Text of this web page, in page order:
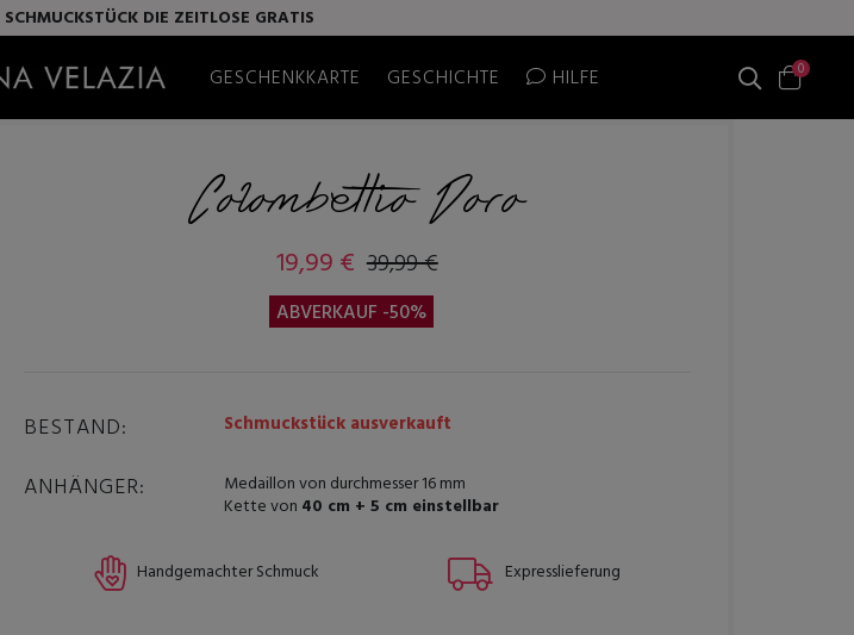
SCHMUCKSTÜCK DIE ZEITLOSE GRATIS
GESCHENKKARTE GESCHICHTE HILFE 0
Colombettio Doro
19,99 € 39,99 €
ABVERKAUF -50%
BESTAND: Schmuckstück ausverkauft
ANHÄNGER:
Medaillon von durchmesser 16 mm
Kette von 40 cm + 5 cm einstellbar
Handgemachter Schmuck Expresslieferung